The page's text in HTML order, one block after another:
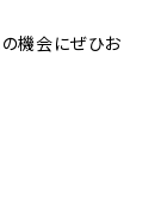
の機会にぜひお